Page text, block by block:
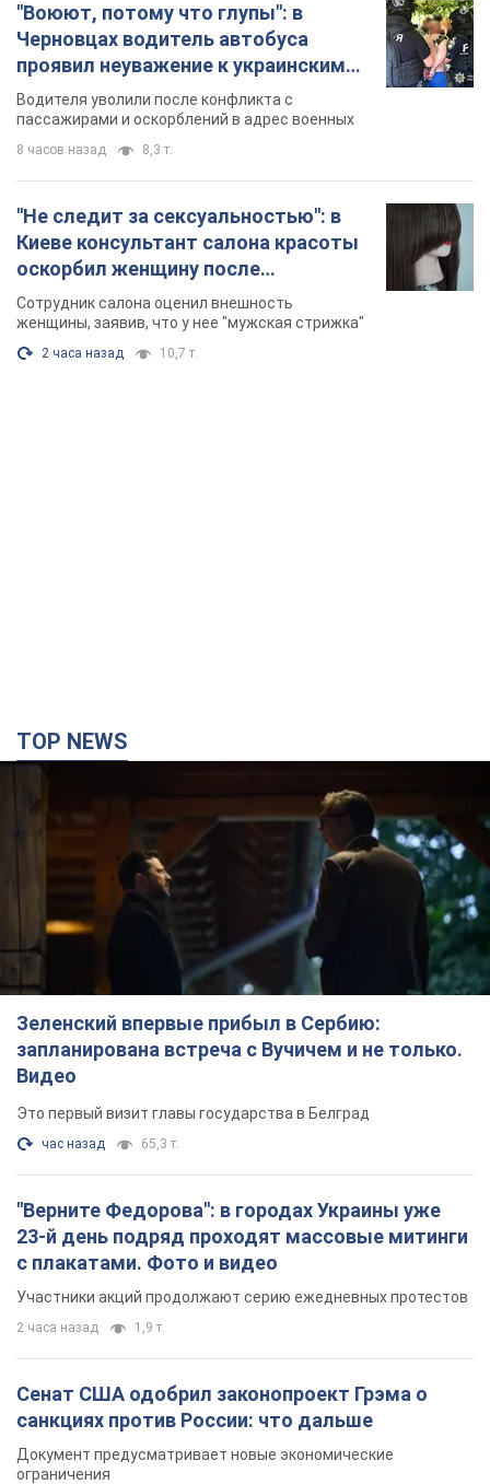
"Воюют, потому что глупы": в
Черновцах водитель автобуса
проявил неуважение к украинским
военным и поплатился за это.
Видео
Водителя уволили после конфликта с
пассажирами и оскорблений в адрес военных
8 часов назад 8,3 т.
"Не следит за сексуальностью": в
Киеве консультант салона красоты
оскорбил женщину после
химиотерапии, разгорелся скандал.
Фото
Сотрудник салона оценил внешность
женщины, заявив, что у нее "мужская стрижка"
2 часа назад 10,7 т.
TOP NEWS
Зеленский впервые прибыл в Сербию:
запланирована встреча с Вучичем и не только.
Видео
Это первый визит главы государства в Белград
час назад 65,3 т.
"Верните Федорова": в городах Украины уже
23-й день подряд проходят массовые митинги
с плакатами. Фото и видео
Участники акций продолжают серию ежедневных протестов
2 часа назад 1,9 т.
Сенат США одобрил законопроект Грэма о
санкциях против России: что дальше
Документ предусматривает новые экономические
ограничения